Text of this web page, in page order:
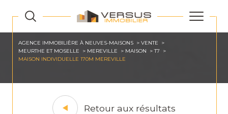
AGENCE IMMOBILIÈRE À NEUVES-MAISONS
VENTE
MEURTHE ET MOSELLE
MEREVILLE MAISON
T7
MAISON INDIVIDUELLE 170M MEREVILLE
Retour aux résultats